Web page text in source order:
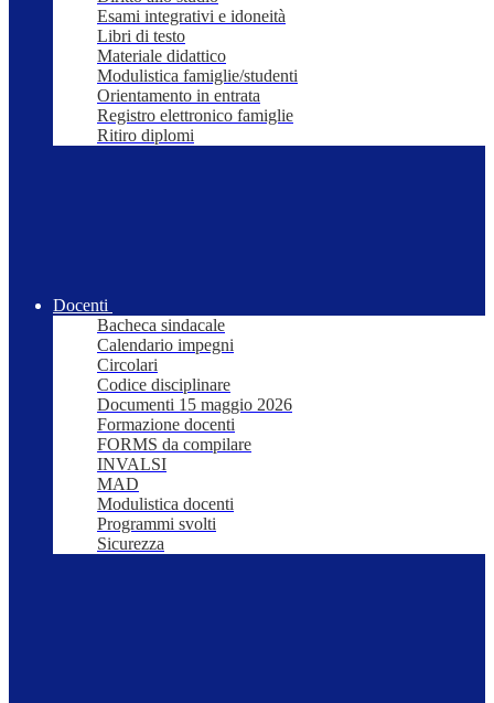
Esami integrativi e idoneità
Libri di testo
Materiale didattico
Modulistica famiglie/studenti
Orientamento in entrata
Registro elettronico famiglie
Ritiro diplomi
Docenti
Bacheca sindacale
Calendario impegni
Circolari
Codice disciplinare
Documenti 15 maggio 2026
Formazione docenti
FORMS da compilare
INVALSI
MAD
Modulistica docenti
Programmi svolti
Sicurezza